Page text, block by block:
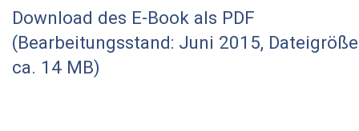
Download des E-Book als PDF
(Bearbeitungsstand: Juni 2015,
ca. 14 MB)